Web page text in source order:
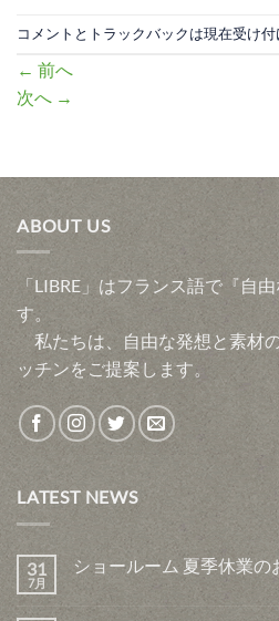
コメントとトラックバックは現在受け付
← 前へ
次へ →
ABOUT US
「LIBRE」はフランス語で『自
す。
私たちは、自由な発想と素材
ッチンをご提案します。
LATEST NEWS
31
7月
ショールーム 夏季休業の